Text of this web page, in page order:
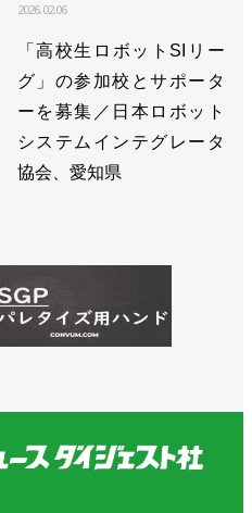
2026.02.06
「高校生ロボットSIリー
グ」の参加校とサポータ
ーを募集／日本ロボット
システムインテグレータ
協会、愛知県